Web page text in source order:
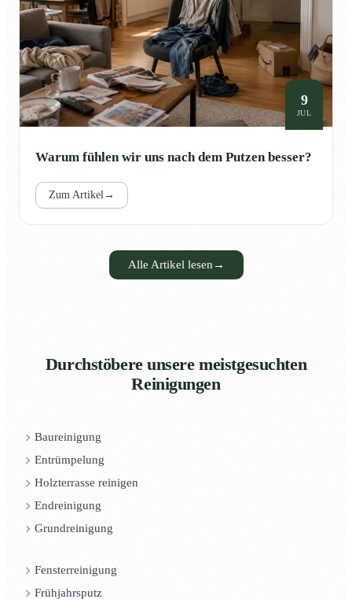
9
JUL
Warum fühlen wir uns nach dem Putzen besser?
Zum Artikel→
Alle Artikel lesen →
Durchstöbere unsere meistgesuchten
Reinigungen
Baureinigung
Entrümpelung
Holzterrasse reinigen
Endreinigung
Grundreinigung
Fensterreinigung
Frühjahrsputz